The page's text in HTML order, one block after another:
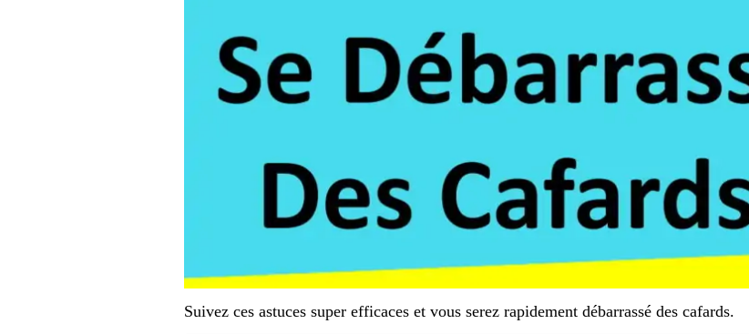
Suivez ces astuces super efficaces et vous serez rapidement débarrassé des cafards.